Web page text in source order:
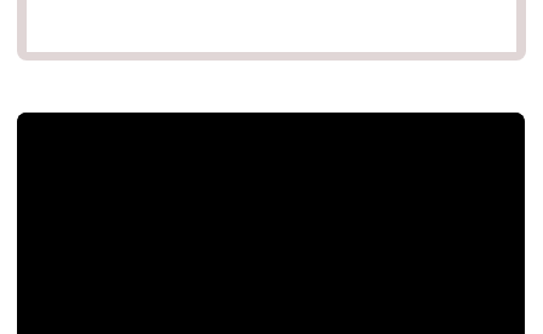
官方Youtube影片